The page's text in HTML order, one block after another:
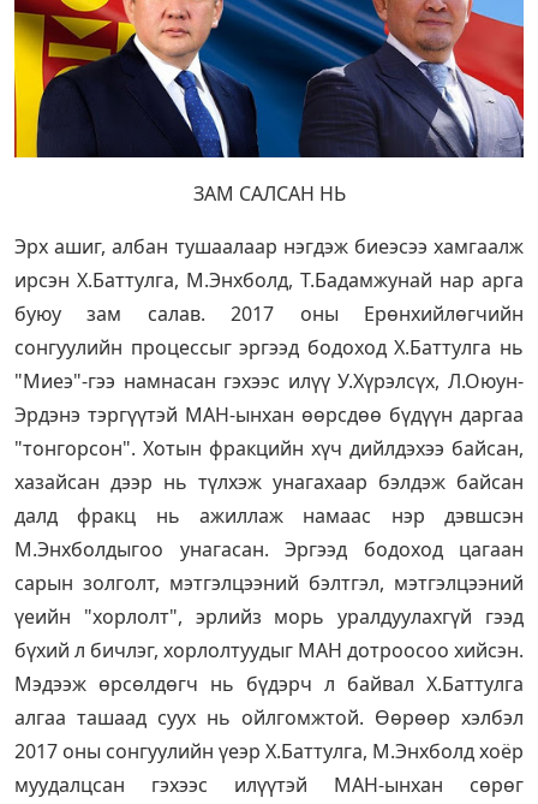
ЗАМ САЛСАН НЬ
Эрх ашиг, албан тушаалаар нэгдэж биеэсээ хамгаалж
ирсэн Х.Баттулга, М.Энхболд, Т.Бадамжунай нар арга
буюу зам салав. 2017 оны Ерөнхийлөгчийн
сонгуулийн процессыг эргээд бодоход Х.Баттулга нь
"Миеэ"-гээ намнасан гэхээс илүү У.Хүрэлсүх, Л.Оюун-
Эрдэнэ тэргүүтэй МАН-ынхан өөрсдөө бүдүүн даргаа
"тонгорсон". Хотын фракцийн хүч дийлдэхээ байсан,
хазайсан дээр нь түлхэж унагахаар бэлдэж байсан
далд фракц нь ажиллаж намаас нэр дэвшсэн
М.Энхболдыгоо унагасан. Эргээд бодоход цагаан
сарын золголт, мэтгэлцээний бэлтгэл, мэтгэлцээний
үеийн "хорлолт", эрлийз морь уралдуулахгүй гээд
бүхий л бичлэг, хорлолтуудыг МАН дотроосоо хийсэн.
Мэдээж өрсөлдөгч нь бүдэрч л байвал Х.Баттулга
алгаа ташаад суух нь ойлгомжтой. Өөрөөр хэлбэл
2017 оны сонгуулийн үеэр Х.Баттулга, М.Энхболд хоёр
муудалцсан гэхээс илүүтэй МАН-ынхан сөрөг